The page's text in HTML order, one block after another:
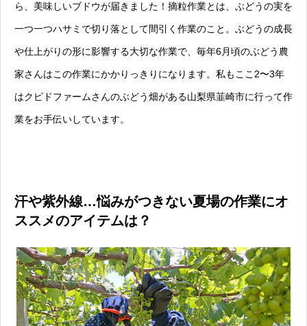
ら、美味しいブドウが届きました！摘粒作業とは、ぶどうの実を
一つ一つハサミで切り落として間引く作業のこと。ぶどうの成長
や仕上がりの形に影響する大切な作業で、毎年6月頃のぶどう農
家さんはこの作業にかかりっきりになります。私もここ2〜3年
はクピドファームさんのぶどう畑がある山梨県韮崎市に行って作
業をお手伝いしています。
汗や紫外線…悩みがつきない夏場の作業にオ
ススメのアイテムは？